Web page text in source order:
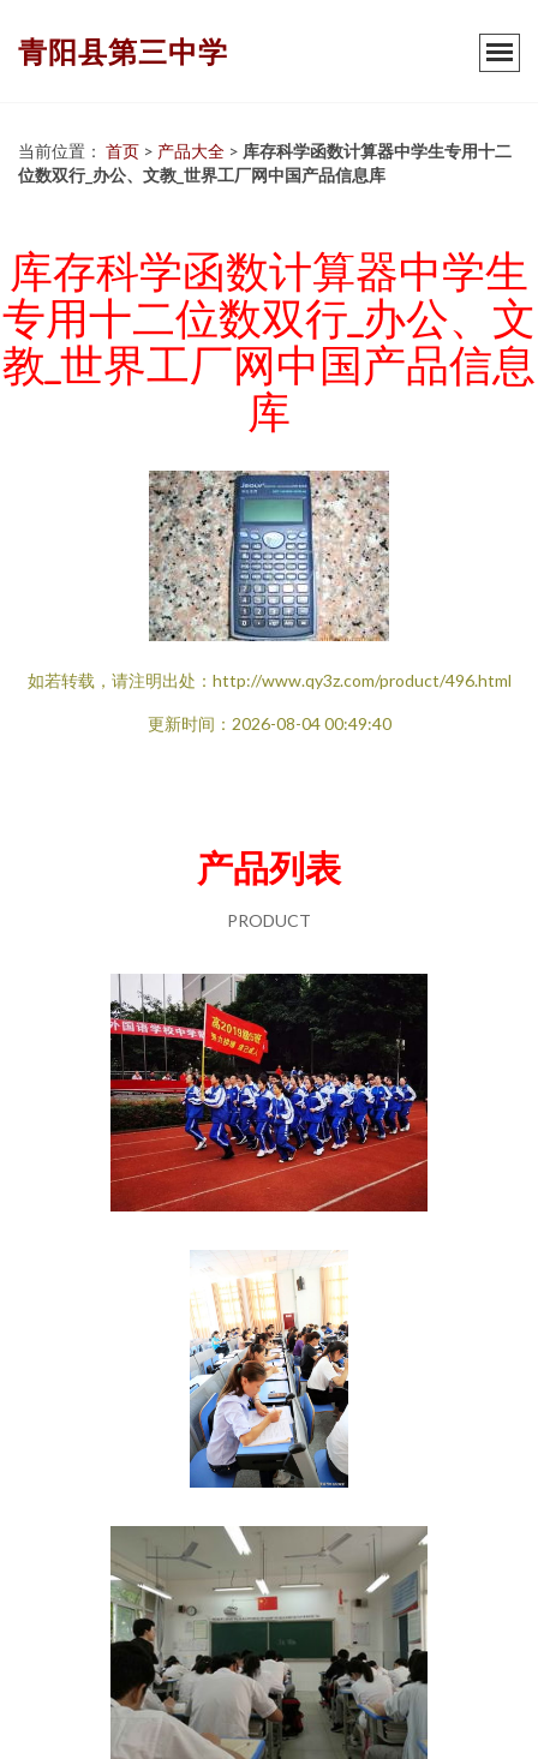
青阳县第三中学
当前位置： 首页 > 产品大全 > 库存科学函数计算器中学生专用十二
位数双行_办公、文教_世界工厂网中国产品信息库
库存科学函数计算器中学生
专用十二位数双行_办公、文
教_世界工厂网中国产品信息
库
如若转载，请注明出处：http://www.qy3z.com/product/496.html
更新时间：2026-08-04 00:49:40
产品列表
PRODUCT